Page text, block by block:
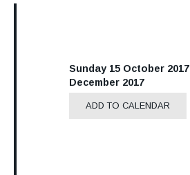
Date
Sunday 15 October 2017
December 2017
ADD TO CALENDAR